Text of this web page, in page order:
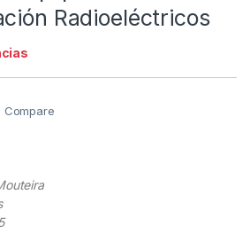
Radioeléctricos
Compare